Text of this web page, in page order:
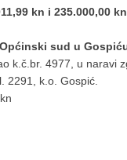
kn i 235.000,00 kn
sud u
k.č.br. 4977, u naravi
2291, k.o. Gospić.